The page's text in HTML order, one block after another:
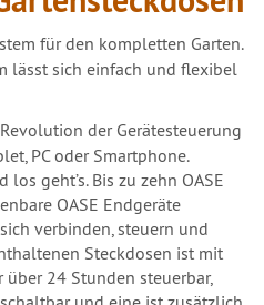
für den kompletten Garten.
lässt sich einfach und flexibel
der Gerätesteuerung
PC oder Smartphone.
geht’s. Bis zu zehn OASE
OASE Endgeräte
verbinden, steuern und
Steckdosen ist mit
24 Stunden steuerbar,